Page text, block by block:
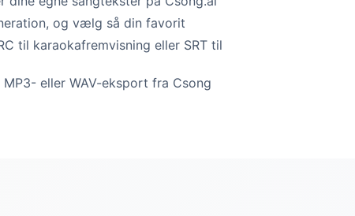
og vælg så din favorit
til karaokafremvisning eller SRT til
eller WAV-eksport fra Csong